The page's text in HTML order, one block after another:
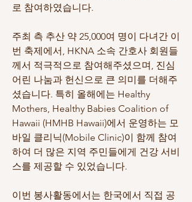
로 참여하였습니다.
주최 측 추산 약 25,000여 명이 다녀간 이
번 축제에서, HKNA 소속 간호사 회원들
께서 적극적으로 참여해주셨으며, 진심
어린 나눔과 헌신으로 큰 의미를 더해주
셨습니다. 특히 올해에는 Healthy
Mothers, Healthy Babies Coalition of
Hawaii (HMHB Hawaii)에서 운영하는 모
바일 클리닉(Mobile Clinic)이 함께 참여
하여 더 많은 지역 주민들에게 건강 서비
스를 제공할 수 있었습니다.
이번 봉사활동에서는 한국에서 직접 공